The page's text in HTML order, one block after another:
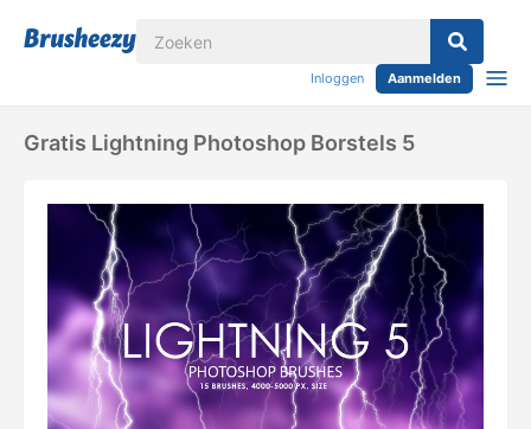
Inloggen Aanmelden
Gratis Lightning Photoshop Borstels 5